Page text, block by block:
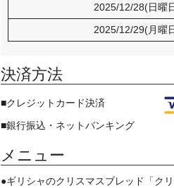
2025/12/28(日曜
2025/12/29(月曜
決済方法
■クレジットカード決済
■銀行振込・ネットバンキング
メニュー
●ギリシャのクリスマスブレッド「ク